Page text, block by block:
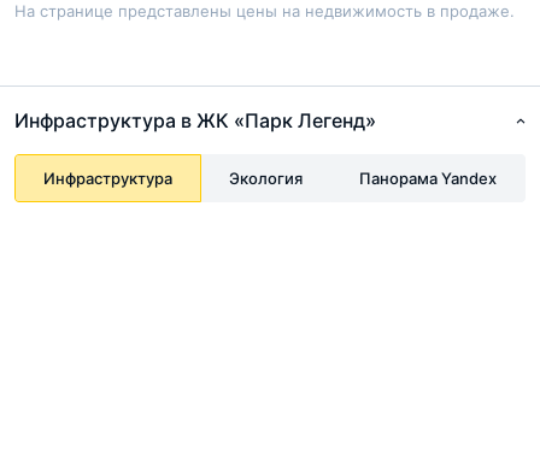
На странице представлены цены на недвижимость в продаже.
Инфраструктура в ЖК «Парк Легенд»
Инфраструктура Экология Панорама Yandex